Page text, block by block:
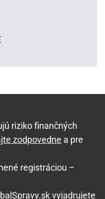
riziko finančných
zodpovedne a pre
registráciou –
vyjadrujete